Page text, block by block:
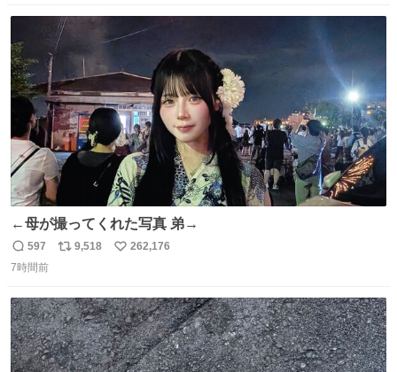
数
数
←母が撮ってくれた写真 弟→
返
信
597
リ
ト
数
9,518
い
数
262,176
7時間前